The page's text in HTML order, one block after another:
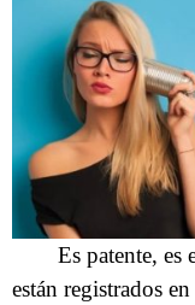
Es patente, es
están registrados